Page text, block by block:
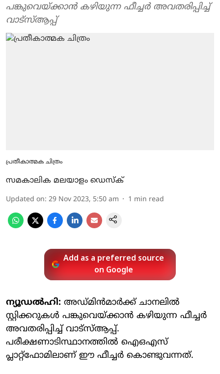
പങ്കുവെയ്ക്കാന്‍ കഴിയുന്ന ഫീച്ചര്‍ അവതരിപ്പിച്ച്
വാട്‌സ്ആപ്പ്
പ്രതീകാത്മക ചിത്രം
സമകാലിക മലയാളം ഡെസ്ക്
Updated on: 29 Nov 2023, 5:50 am 1 min read
Add as a preferred source
on Google
ന്യൂഡല്‍ഹി: അഡ്മിന്‍മാര്‍ക്ക് ചാനലില്‍
സ്റ്റിക്കറുകള്‍ പങ്കുവെയ്ക്കാന്‍ കഴിയുന്ന ഫീച്ചര്‍
അവതരിപ്പിച്ച് വാട്‌സ്ആപ്പ്.
പരീക്ഷണാടിസ്ഥാനത്തില്‍ ഐഒഎസ്
പ്ലാറ്റ്‌ഫോമിലാണ് ഈ ഫീച്ചര്‍ കൊണ്ടുവന്നത്.